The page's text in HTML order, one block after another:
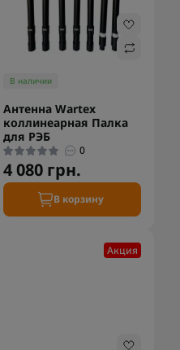
В наличии
Антенна Wartex
коллинеарная Палка
для РЭБ
0
4 080 грн.
В корзину
Акция